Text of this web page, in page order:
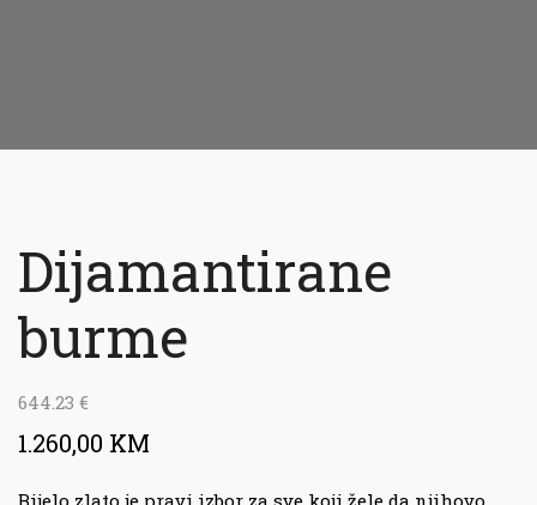
Dijamantirane
burme
644.23 €
1.260,00 KM
Bijelo zlato je pravi izbor za sve koji žele da njihovo